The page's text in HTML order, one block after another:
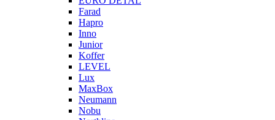
Farad
Hapro
Inno
Junior
Koffer
LEVEL
Lux
MaxBox
Neumann
Nobu